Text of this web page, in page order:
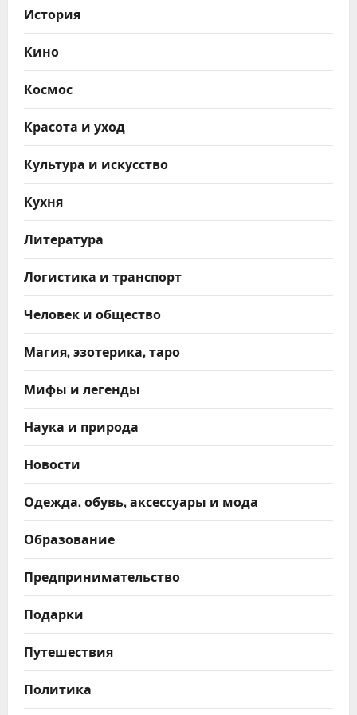
История
Кино
Космос
Красота и уход
Культура и искусство
Кухня
Литература
Логистика и транспорт
Человек и общество
Магия, эзотерика, таро
Мифы и легенды
Наука и природа
Новости
Одежда, обувь, аксессуары и мода
Образование
Предпринимательство
Подарки
Путешествия
Политика